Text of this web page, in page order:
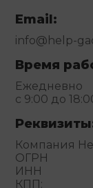
Email:
info@help-
Время
Ежедневно
с 9:00 до
Компания
ОГРН
ИНН
КПП: